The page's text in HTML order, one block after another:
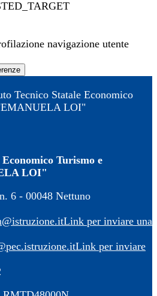
navigazione utente
Tecnico Statale Economico
LOI"
Turismo e
LOI"
6 - 00048 Nettuno
Link per inviare una
Link per inviare